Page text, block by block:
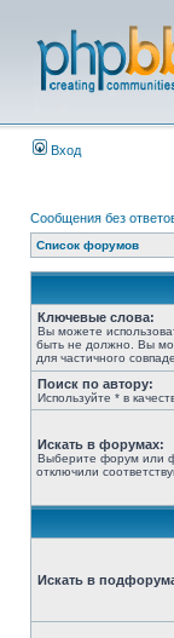
Вход
Сообщения без
Список форумов
Ключевые слова:
Вы можете
быть не должно. Вы
для частичного
Поиск по автору:
Используйте * в
Искать в форумах:
Выберите форум или
отключили
Искать в